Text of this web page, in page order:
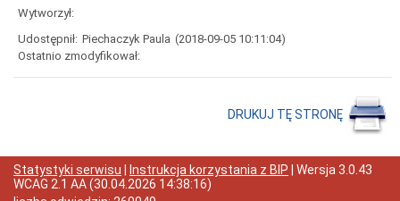
Zamówienia
publiczne
wyłączone
ze
ustawy
nieruchomości
przeznaczonych
do
Wytworzył:
Udostępnił: Piechaczyk Paula (2018-09-05 10:11:04)
Ostatnio zmodyfikował:
DRUKUJ TĘ STRONĘ
Statystyki serwisu Instrukcja korzystania z BIP | Wersja 3.0.43
WCAG 2.1 AA(30.04.2026 14:38:16)